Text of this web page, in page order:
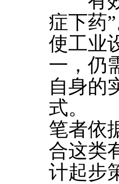
症下药”
使工业
一，仍
自身的
式。
笔者依
合这类
计起步